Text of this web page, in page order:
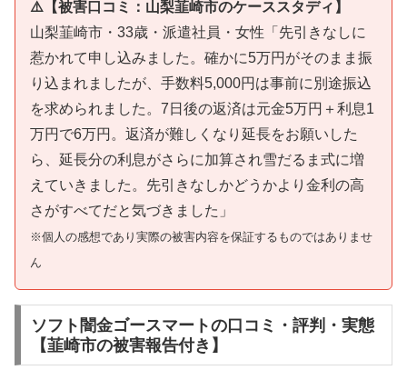
⚠️【被害口コミ：山梨韮崎市のケーススタディ】
山梨韮崎市・33歳・派遣社員・女性「先引きなしに
惹かれて申し込みました。確かに5万円がそのまま振
り込まれましたが、手数料5,000円は事前に別途振込
を求められました。7日後の返済は元金5万円＋利息1
万円で6万円。返済が難しくなり延長をお願いした
ら、延長分の利息がさらに加算され雪だるま式に増
えていきました。先引きなしかどうかより金利の高
さがすべてだと気づきました」
※個人の感想であり実際の被害内容を保証するものではありませ
ん
ソフト闇金ゴースマートの口コミ・評判・実態
【韮崎市の被害報告付き】